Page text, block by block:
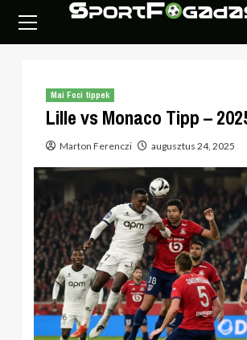
content
Menu
Mai Foci tippek
Lille vs Monaco Tipp –
Marton Ferenczi augusztus 24, 2025